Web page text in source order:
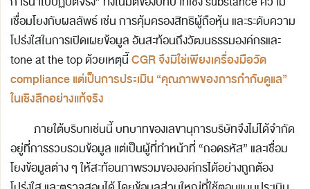
เชื่อมโยงกับผลลัพธ์ เช่น การคุ้มครองสิทธิผู้ถือหุ้น และระดับความ
โปร่งใสในการเปิดเผยข้อมูล อันสะท้อนถึงวัฒนธรรมองค์กรและ
tone at the top ด้วยเหตุนี้CGR จึงมิใช่เพียงเครื่องมือวัด
compliance แต่เป็นการประเมิน “คุณภาพของการกำกับดูแล”
ในเชิงลึกอย่างแท้จริง
ภายใต้บริบทเช่นนี้ บทบาทของเลขานุการบริษัทจึงไม่ได้จำกัด
อยู่ที่การรวบรวมข้อมูล แต่เป็นผู้ที่ทำหน้าที่ “ถอดรหัส” และเชื่อม
โยงข้อมูลต่าง ๆ ให้สะท้อนภาพรวมขององค์กรได้อย่างถูกต้อง